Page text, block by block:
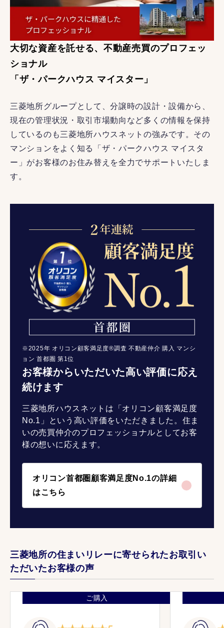
大切な資産を託せる、不動産売買のプロフェッ
ショナル
「ザ・パークハウス マイスター」
三菱地所グループとして、分譲時の設計・設備から、
現在の管理状況・取引市場動向など多くの情報を保持
しているのも三菱地所ハウスネットの強みです。その
マンションをよく知る「ザ・パークハウス マイスタ
ー」がお客様のお住み替えを全力でサポートいたしま
す。
お客様からいただいた高い評価に応え
続けます
三菱地所ハウスネットは「オリコン顧客満足度
No.1」という高い評価をいただきました。住ま
いの売買仲介のプロフェッショナルとしてお客
様の想いに応えます。
オリコン首都圏顧客満足度No.1の詳細
はこちら
※2025年 オリコン顧客満足度®調査 不動産仲介 購入 マンシ
ョン 首都圏 第1位
三菱地所の住まいリレーに寄せられたお取引い
ただいたお客様の声
ご購入